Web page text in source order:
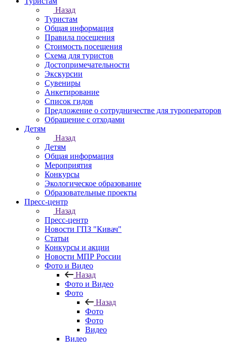
Назад
Туристам
Общая информация
Правила посещения
Стоимость посещения
Схема для туристов
Достопримечательности
Экскурсии
Сувениры
Анкетирование
Список гидов
Предложение о сотрудничестве для туроператоров
Обращение с отходами
Детям
Назад
Детям
Общая информация
Мероприятия
Конкурсы
Экологическое образование
Образовательные проекты
Пресс-центр
Назад
Пресс-центр
Новости ГПЗ "Кивач"
Статьи
Конкурсы и акции
Новости МПР России
Фото и Видео
Назад
Фото и Видео
Фото
Назад
Фото
Фото
Видео
Видео